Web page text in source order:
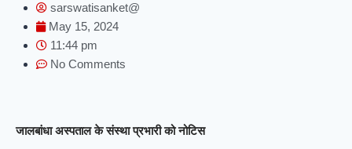
sarswatisanket@
May 15, 2024
11:44 pm
No Comments
जालबांधा अस्पताल के संस्था प्रभारी को नोटिस